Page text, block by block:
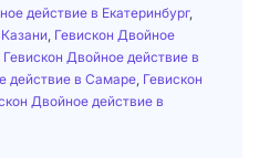
действие в Екатеринбург,
Гевискон Двойное
Гевискон Двойное действие в
действие в Самаре Гевискон
Двойное действие в